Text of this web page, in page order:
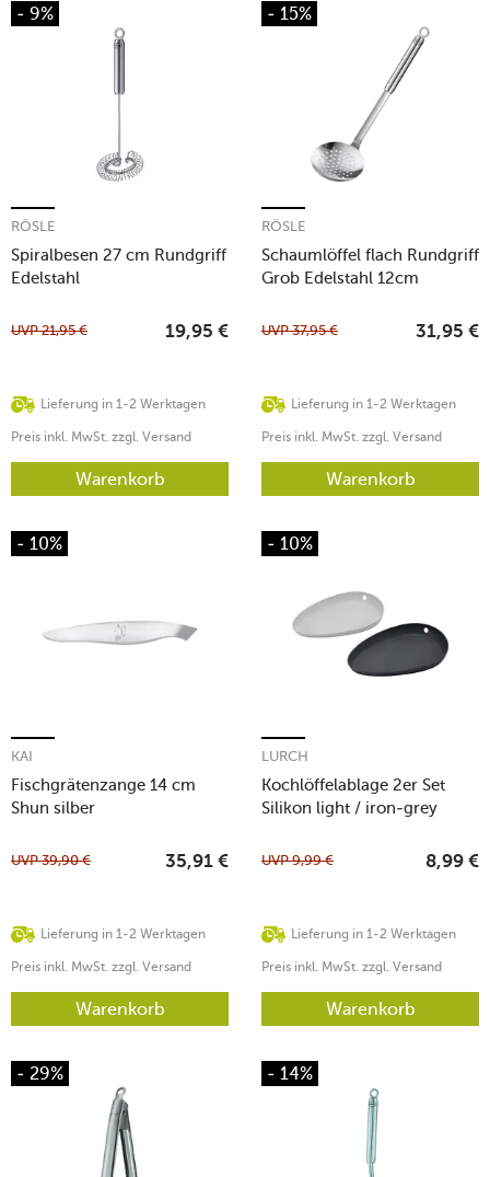
- 9%
Spiralbesen 27 cm Rundgriff
Edelstahl
RÖSLE
Lieferung in 1-2 Werktagen
UVP21,95 € 19,95 €
Preis inkl. MwSt. zzgl. Versand
Warenkorb
- 15%
Schaumlöffel flach Rundgriff
Grob Edelstahl 12cm
RÖSLE
Lieferung in 1-2 Werktagen
UVP37,95 € 31,95 €
Preis inkl. MwSt. zzgl. Versand
Warenkorb
- 10%
Fischgrätenzange 14 cm
Shun silber
KAI
Lieferung in 1-2 Werktagen
UVP39,90 € 35,91 €
Preis inkl. MwSt. zzgl. Versand
Warenkorb
- 10%
Kochlöffelablage 2er Set
Silikon light / iron-grey
LURCH
Lieferung in 1-2 Werktagen
UVP9,99 € 8,99 €
Preis inkl. MwSt. zzgl. Versand
Warenkorb
- 29% - 14%